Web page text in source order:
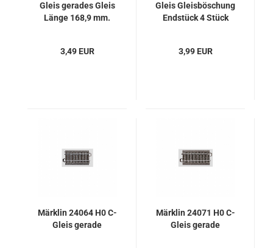
Gleis gerades Gleis
Länge 168,9 mm.
2263, 2265 und 2266
3,49 EUR
Gleis Gleisböschung
Endstück 4 Stück
3,99 EUR
Märklin 24064 H0 C-
Gleis gerade
Märklin 24071 H0 C-
Gleis gerade